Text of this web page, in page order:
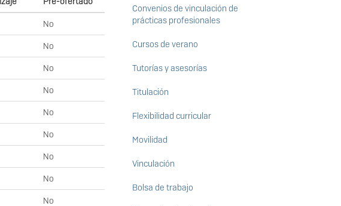
No
No
No
No
No
No
No
No
No
Convenios de vinculación de
prácticas profesionales
Cursos de verano
Tutorías y asesorías
Titulación
Flexibilidad curricular
Movilidad
Vinculación
Bolsa de trabajo